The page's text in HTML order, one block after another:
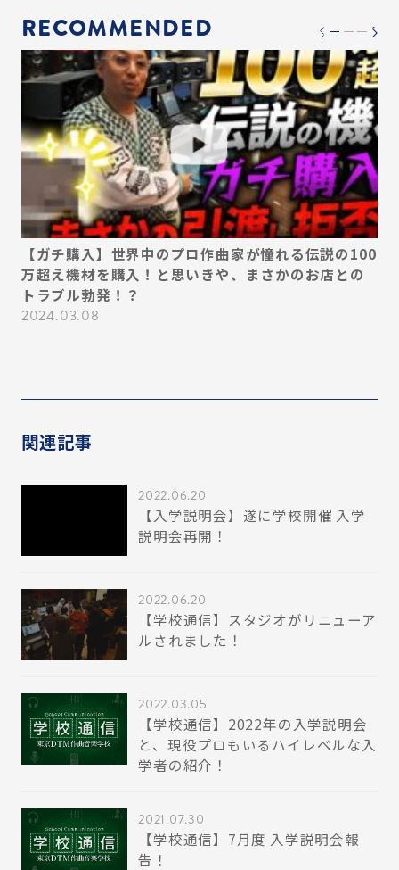
RECOMMENDED
【ガチ購入】世界中のプロ作曲家が憧れる伝説の100
万超え機材を購入！と思いきや、まさかのお店との
トラブル勃発！？
2024.03.08
関連記事
2022.06.20
【入学説明会】遂に学校開催 入学
説明会再開！
2022.06.20
【学校通信】スタジオがリニューア
ルされました！
2022.03.05
【学校通信】2022年の入学説明会
と、現役プロもいるハイレベルな入
学者の紹介！
2021.07.30
【学校通信】7月度 入学説明会報
告！